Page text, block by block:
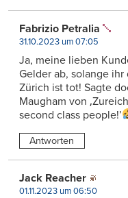
Fabrizio Petralia
31.10.2023 um 07:05
Ja, meine lieben
Gelder ab, solange
Zürich ist tot! Sagte
Maugham von
second class people!’
Antworten
Jack Reacher
01.11.2023 um 06:50